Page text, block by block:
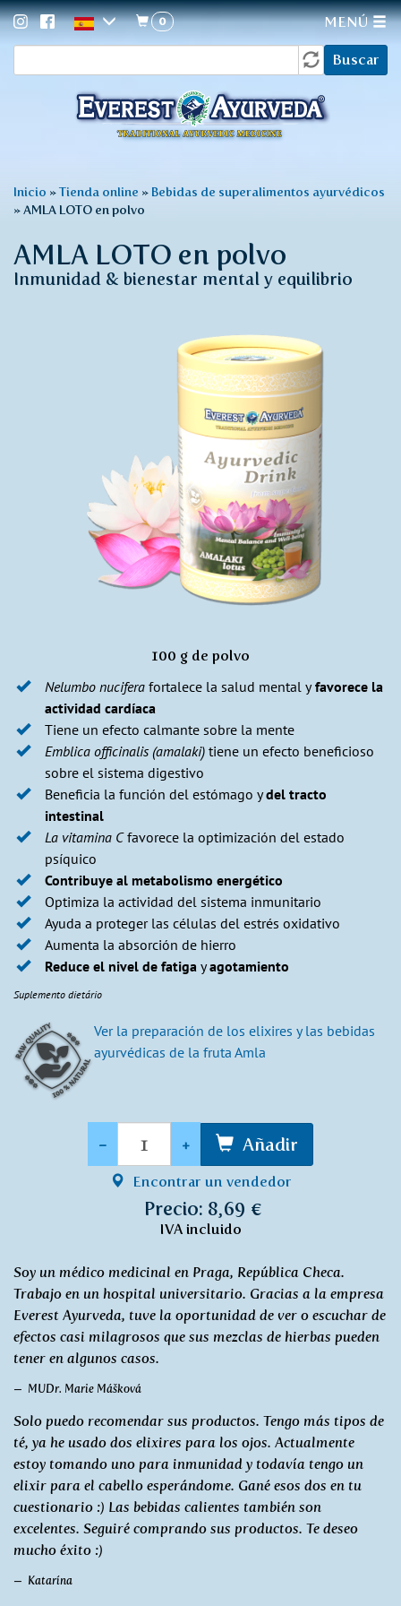
de
búsqueda
Buscar
0 MENÚ
Usted
está
aquí
Inicio »Tienda online » Bebidas de superalimentos ayurvédicos
»AMLA LOTO en polvo
AMLA LOTO en polvo
Inmunidad & bienestar mental y equilibrio
100 g de polvo
Nelumbo nucifera fortalece la salud mental yfavorece la
actividad cardíaca
Tiene un efecto calmante sobre la mente
Emblica officinalis (amalaki) tiene un efecto beneficioso
sobre el sistema digestivo
Beneficia la función del estómago ydel tracto
intestinal
La vitamina Cfavorece la optimización del estado
psíquico
Contribuye al metabolismo energético
Optimiza la actividad del sistema inmunitario
Ayuda a proteger las células del estrés oxidativo
Aumenta la absorción de hierro
Reduce el nivel de fatiga yagotamiento
Suplemento dietário
Ver la preparación de los elixires y las bebidas
ayurvédicas de la fruta Amla
- + Añadir
Encontrar un vendedor
Precio: 8,69 €
IVA incluido
Soy un médico medicinal en Praga, República Checa.
Trabajo en un hospital universitario. Gracias a la empresa
Everest Ayurveda, tuve la oportunidad de ver o escuchar de
efectos casi milagrosos que sus mezclas de hierbas pueden
tener en algunos casos.
MUDr. Marie Mášková
Solo puedo recomendar sus productos. Tengo más tipos de
té, ya he usado dos elixires para los ojos. Actualmente
estoy tomando uno para inmunidad y todavía tengo un
elixir para el cabello esperándome. Gané esos dos en tu
cuestionario :) Las bebidas calientes también son
excelentes. Seguiré comprando sus productos. Te deseo
mucho éxito :)
Katarína